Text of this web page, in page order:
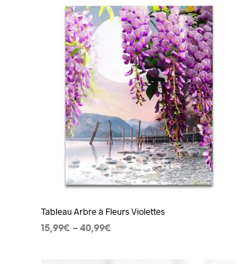
Tableau Arbre à Fleurs Violettes
15,99€ – 40,99€